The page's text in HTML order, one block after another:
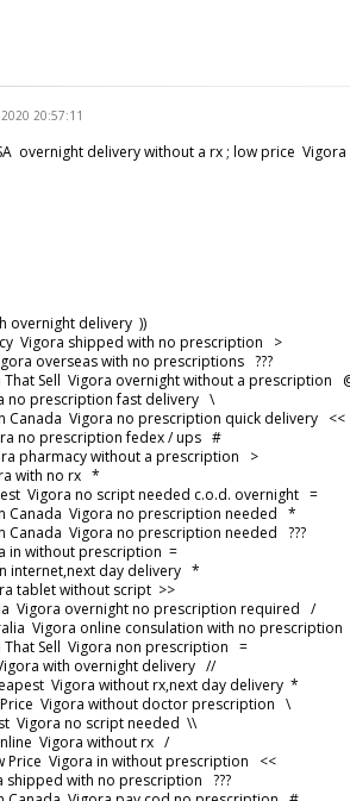
20:57:11
overnight delivery without a rx ; low price
overnight delivery ))
Vigora shipped with no prescription >
overseas with no prescriptions ???
That Sell Vigora overnight without a
no prescription fast delivery \
in Canada Vigora no prescription quick delivery
no prescription fedex / ups #
pharmacy without a prescription >
with no rx *
Vigora no script needed c.o.d. overnight =
Canada Vigora no prescription needed *
Canada Vigora no prescription needed ???
in without prescription =
internet,next day delivery *
tablet without script >>
Vigora overnight no prescription required /
Vigora online consulation with no
That Sell Vigora non prescription =
with overnight delivery //
Vigora without rx,next day delivery *
Price Vigora without doctor prescription \
Vigora no script needed \\
Vigora without rx /
Price Vigora in without prescription <<
shipped with no prescription ???